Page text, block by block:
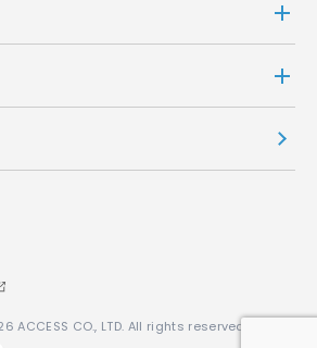
ACCESS CO., LTD. All rights reserved.